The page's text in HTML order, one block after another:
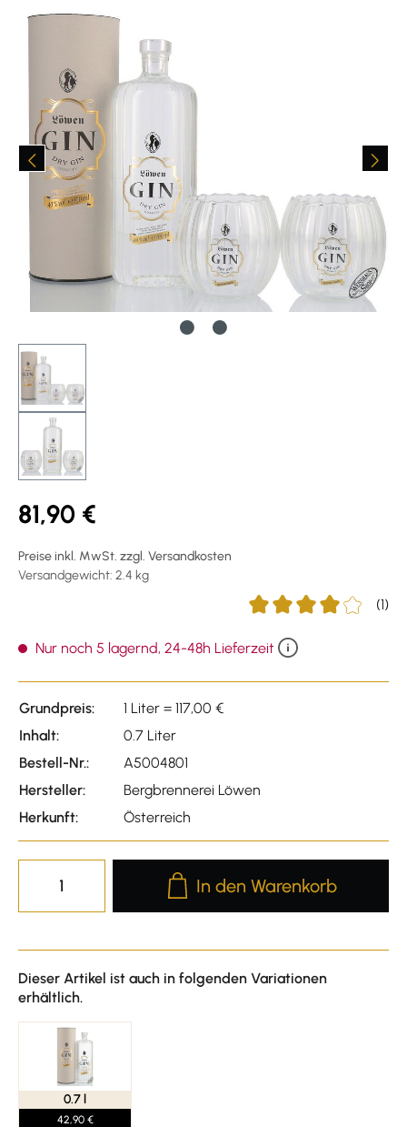
81,90 €
Preise inkl. MwSt. zzgl. Versandkosten
Versandgewicht: 2.4 kg
(1)
Nur noch 5 lagernd, 24-48h Lieferzeit
Grundpreis:
1 Liter = 117,00 €
Inhalt:
0.7 Liter
Bestell-Nr.:
A5004801
Hersteller:
Bergbrennerei Löwen
Herkunft:
Österreich
Produkt Anzahl: Gib den
In den Warenkorb
Dieser Artikel ist auch in folgenden Variationen
erhältlich.
0.7 l
42,90 €